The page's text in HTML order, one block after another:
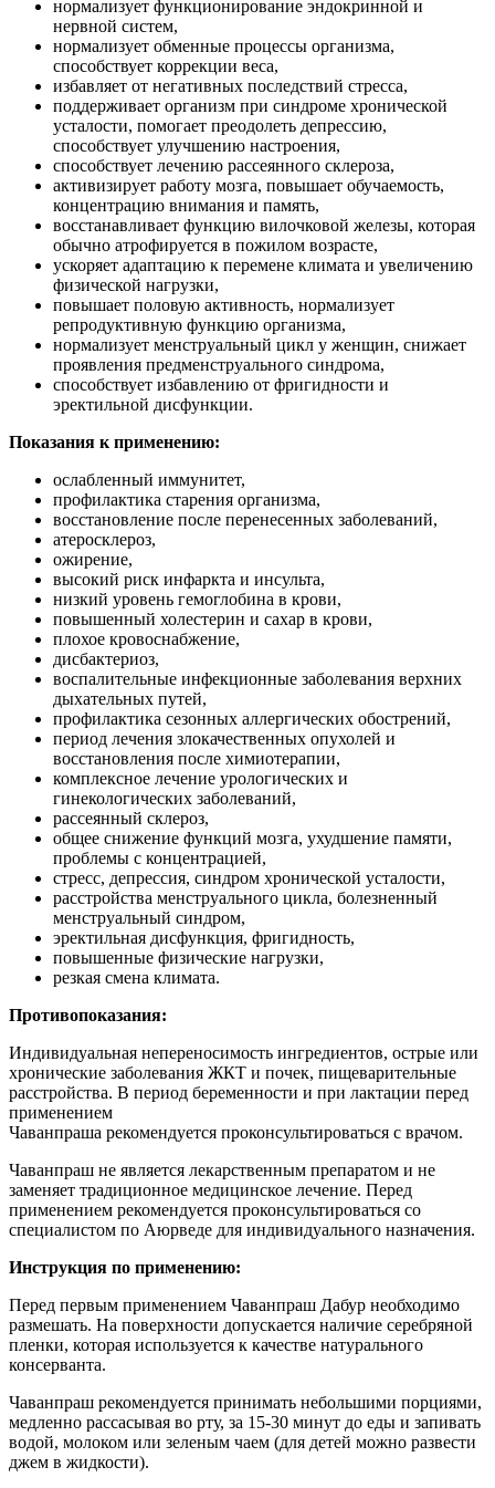
нормализует функционирование эндокринной и
нервной систем,
нормализует обменные процессы организма,
способствует коррекции веса,
избавляет от негативных последствий стресса,
поддерживает организм при синдроме хронической
усталости, помогает преодолеть депрессию,
способствует улучшению настроения,
способствует лечению рассеянного склероза,
активизирует работу мозга, повышает обучаемость,
концентрацию внимания и память,
восстанавливает функцию вилочковой железы, которая
обычно атрофируется в пожилом возрасте,
ускоряет адаптацию к перемене климата и увеличению
физической нагрузки,
повышает половую активность, нормализует
репродуктивную функцию организма,
нормализует менструальный цикл у женщин, снижает
проявления предменструального синдрома,
способствует избавлению от фригидности и
эректильной дисфункции.
Показания к применению:
ослабленный иммунитет,
профилактика старения организма,
восстановление после перенесенных заболеваний,
атеросклероз,
ожирение,
высокий риск инфаркта и инсульта,
низкий уровень гемоглобина в крови,
повышенный холестерин и сахар в крови,
плохое кровоснабжение,
дисбактериоз,
воспалительные инфекционные заболевания верхних
дыхательных путей,
профилактика сезонных аллергических обострений,
период лечения злокачественных опухолей и
восстановления после химиотерапии,
комплексное лечение урологических и
гинекологических заболеваний,
рассеянный склероз,
общее снижение функций мозга, ухудшение памяти,
проблемы с концентрацией,
стресс, депрессия, синдром хронической усталости,
расстройства менструального цикла, болезненный
менструальный синдром,
эректильная дисфункция, фригидность,
повышенные физические нагрузки,
резкая смена климата.
Противопоказания:
Индивидуальная непереносимость ингредиентов, острые или
хронические заболевания ЖКТ и почек, пищеварительные
расстройства. В период беременности и при лактации перед
применением
Чаванпраша рекомендуется проконсультироваться с врачом.
Чаванпраш не является лекарственным препаратом и не
заменяет традиционное медицинское лечение. Перед
применением рекомендуется проконсультироваться со
специалистом по Аюрведе для индивидуального назначения.
Инструкция по применению:
Перед первым применением Чаванпраш Дабур необходимо
размешать. На поверхности допускается наличие серебряной
пленки, которая используется к качестве натурального
консерванта.
Чаванпраш рекомендуется принимать небольшими порциями,
медленно рассасывая во рту, за 15-30 минут до еды и запивать
водой, молоком или зеленым чаем (для детей можно развести
джем в жидкости).